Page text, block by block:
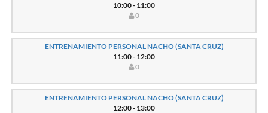
10:00 - 11:00
0
ENTRENAMIENTO PERSONAL NACHO (SANTA CRUZ)
11:00 - 12:00
0
ENTRENAMIENTO PERSONAL NACHO (SANTA CRUZ)
12:00 - 13:00